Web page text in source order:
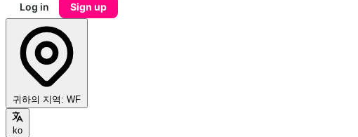
Log in Sign up
귀하의 지역: WF
ko